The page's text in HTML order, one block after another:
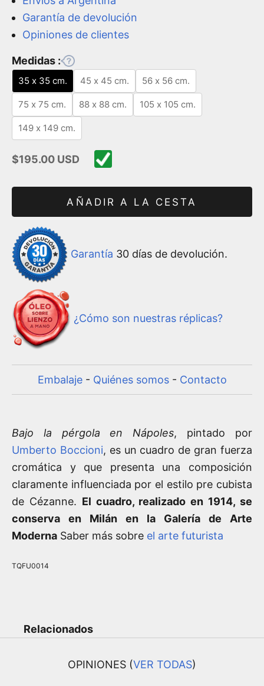
Garantía de devolución
Opiniones de clientes
Medidas :
35 x 35 cm. 45 x 45 cm. 56 x 56 cm.
75 x 75 cm. 88 x 88 cm. 105 x 105 cm.
149 x 149 cm.
Precio de oferta
$195.00 USD
AÑADIR A LA CESTA
Garantía 30 días de devolución.
¿Cómo son nuestras réplicas?
Embalaje- Quiénes somos- Contacto
Bajo la pérgola en Nápoles, pintado por
Umberto Boccioni, es un cuadro de gran fuerza
cromática y que presenta una composición
claramente influenciada por el estilo pre cubista
de Cézanne. El cuadro, realizado en 1914, se
conserva en Milán en la Galería de Arte
Moderna Saber más sobre el arte futurista
TQFU0014
Relacionados
OPINIONES (VER TODAS)